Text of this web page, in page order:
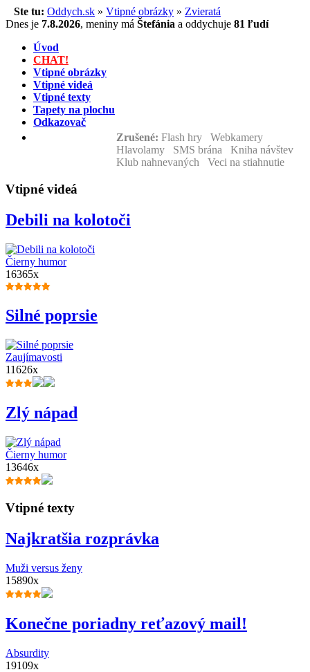
Ste tu: Oddych.sk » Vtipné obrázky » Zvieratá
Dnes je 7.8.2026, meniny má Štefánia a oddychuje 81 ľudí
Úvod
CHAT!
Vtipné obrázky
Vtipné videá
Vtipné texty
Tapety na plochu
Odkazovač
Zrušené: Flash hry Webkamery
Hlavolamy SMS brána Kniha návštev
Klub nahnevaných Veci na stiahnutie
Vtipné videá
Debili na kolotoči
Čierny humor
16365x
Silné poprsie
Zaujímavosti
11626x
Zlý nápad
Čierny humor
13646x
Vtipné texty
Najkratšia rozprávka
Muži versus ženy
15890x
Konečne poriadny reťazový mail!
Absurdity
19109x